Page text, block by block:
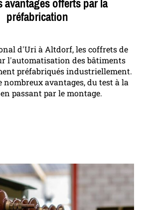
préfabrication
d'Uri à Altdorf, les coffrets de
l'automatisation des bâtiments
préfabriqués industriellement.
nombreux avantages, du test à la
passant par le montage.